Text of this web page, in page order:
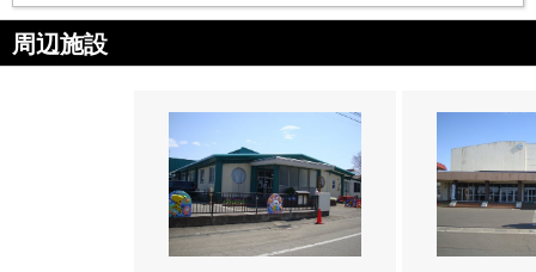
周辺施設